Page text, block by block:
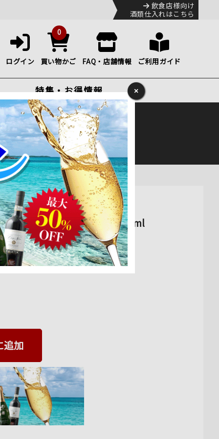
飲食店様向け
酒類仕入れはこちら
ログイン
0
買い物かご FAQ・店舗情報 ご利用ガイド
特集・お得情報
のHPをご確認下さい。
通販
ドー赤ワイン フルボディ 750ml
追加
×